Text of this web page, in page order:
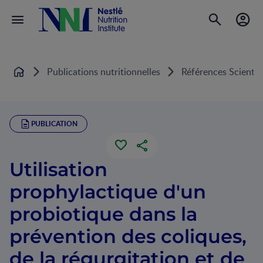
Home Publications nutritionnelles Références
PUBLICATION
Utilisation
prophylactique d'un
probiotique dans la
prévention des coliques,